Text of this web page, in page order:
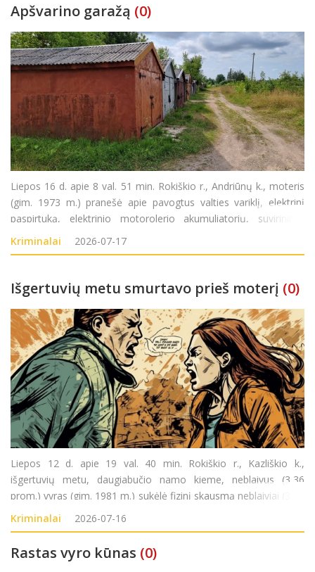
Apšvarino garažą (0)
Liepos 16 d. apie 8 val. 51 min. Rokiškio r., Andriūnų k., moteris
(gim. 1973 m.) pranešė apie pavogtus valties variklį, elektrinį
paspirtuką, elektrinio motorolerio akumuliatorių, suvirinimo
aparatą, orapūtę, kampinį šlifuoklį iš garažo. Turtinė žala
tikslinama. Pradėta
Kriminalai 2026-07-17
Išgertuvių metu smurtavo prieš moterį (0)
Liepos 12 d. apie 19 val. 40 min. Rokiškio r., Kazliškio k.,
išgertuvių metu, daugiabučio namo kieme, neblaivus (3,36
prom.) vyras (gim. 1981 m.) sukėlė fizinį skausmą neblaiviai (3,33
prom.) moteriai (gim. 1989 m.). Pradėtas ikiteisminis tyrimas
pagal LR BK 140 str.
Kriminalai 2026-07-16
Rastas vyro kūnas (0)